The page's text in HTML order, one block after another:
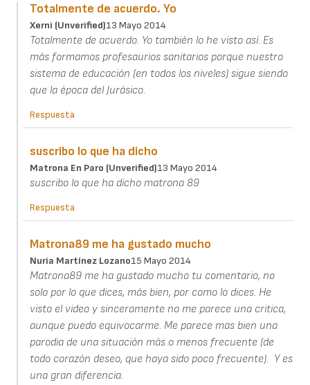
Totalmente de acuerdo. Yo
Xerni (unverified)13 Mayo 2014
Totalmente de acuerdo. Yo también lo he visto así. Es
más formamos profesaurios sanitarios porque nuestro
sistema de educación (en todos los niveles) sigue siendo
que la época del Jurásico.
Respuesta
suscribo lo que ha dicho
Matrona En Paro (unverified)13 Mayo 2014
suscribo lo que ha dicho matrona 89
Respuesta
Matrona89 me ha gustado mucho
Nuria Martínez Lozano15 Mayo 2014
Matrona89 me ha gustado mucho tu comentario, no
solo por lo que dices, más bien, por como lo dices. He
visto el video y sinceramente no me parece una critica,
aunque puedo equivocarme. Me parece mas bien una
parodia de una situación más o menos frecuente (de
todo corazón deseo, que haya sido poco frecuente). Y es
una gran diferencia.